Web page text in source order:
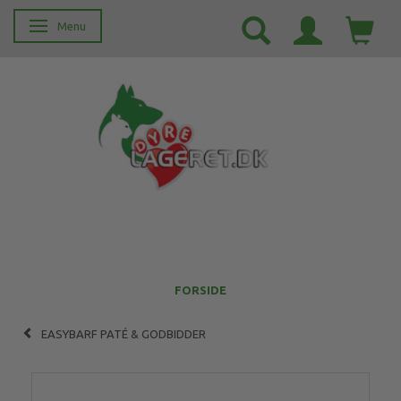
Skifte navigation
Menu
FORSIDE
EASYBARF PATÉ & GODBIDDER